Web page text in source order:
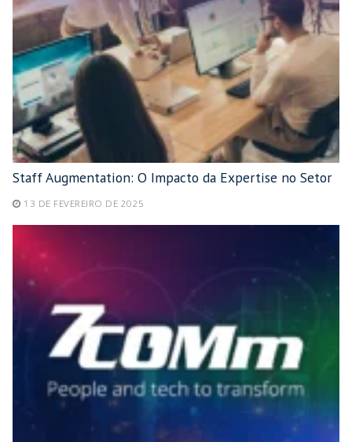
Staff Augmentation: O Impacto da Expertise no Setor
13 DE FEVEREIRO DE 2025